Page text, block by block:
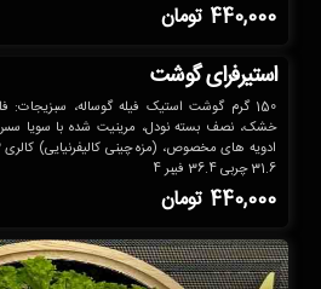
440,000 تومان
استیرفرای گوشت
150 گرم گوشت استیک فیله گوساله، سبزیجات:
خشک، نصف بسته نودل، مرینیت شده با سویا سس،
31.6 چربی 36.4 فیبر 4
440,000 تومان